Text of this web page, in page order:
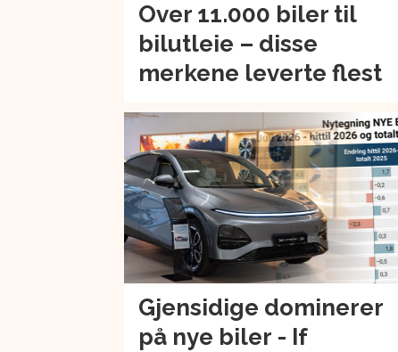
Over 11.000 biler til
bilutleie – disse
merkene leverte flest
Gjensidige dominerer
på nye biler - If